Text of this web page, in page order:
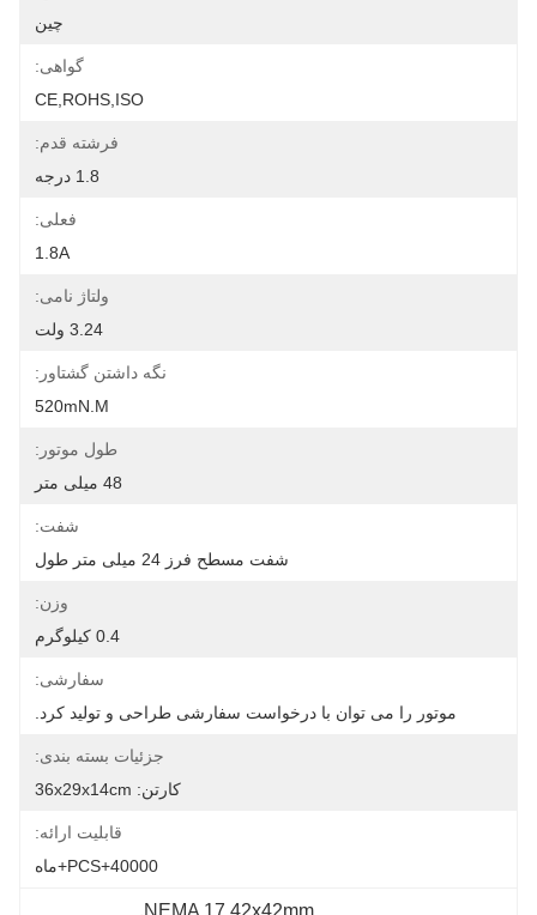
چین
گواهی:
CE,ROHS,ISO
فرشته قدم:
1.8 درجه
فعلی:
1.8A
ولتاژ نامی:
3.24 ولت
نگه داشتن گشتاور:
520mN.m
طول موتور:
48 میلی متر
شفت:
شفت مسطح فرز 24 میلی متر طول
وزن:
0.4 کیلوگرم
سفارشی:
موتور را می توان با درخواست سفارشی طراحی و تولید کرد.
جزئیات بسته بندی:
کارتن: 36x29x14cm
قابلیت ارائه:
40000+PCS+ماه
NEMA 17 42x42mm
,